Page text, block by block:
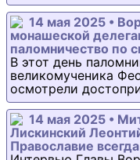
14 мая 2025 •
монашеской
паломничество по
В этот день
великомученика
осмотрели
14 мая 2025 •
Лискинский
Православие